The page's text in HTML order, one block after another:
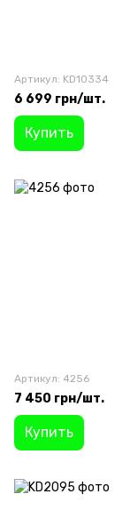
Артикул: KD10334
6 699 грн/шт.
Купить
Артикул: 4256
7 450 грн/шт.
Купить